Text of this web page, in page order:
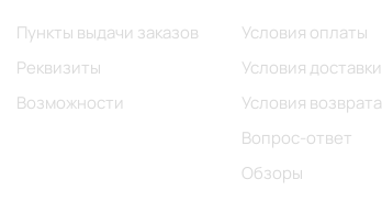
Пункты выдачи заказов
Реквизиты
Возможности
Условия оплаты
Условия доставки
Условия возврата
Вопрос-ответ
Обзоры